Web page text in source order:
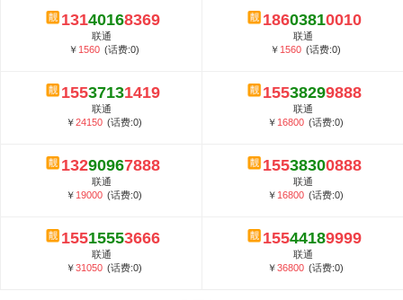
13140168369
联通
￥ 1560 (话费:0)
18603810010
联通
￥ 1560 (话费:0)
15537131419
联通
￥24150 (话费:0)
15538299888
联通
￥ 16800 (话费:0)
13290967888
联通
￥ 19000 (话费:0)
15538300888
联通
￥ 16800 (话费:0)
15515553666
联通
￥31050 (话费:0)
15544189999
联通
￥36800 (话费:0)